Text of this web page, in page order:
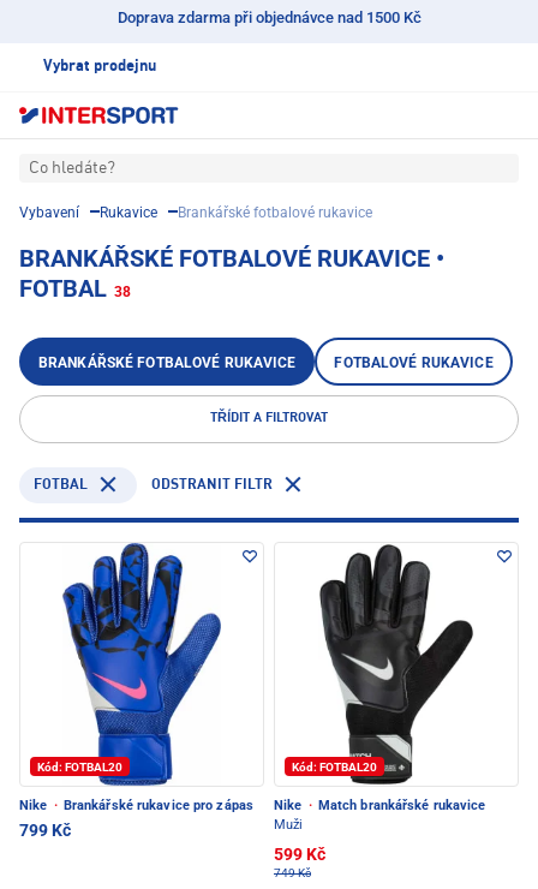
Doprava zdarma při objednávce nad 1500 Kč
Vybrat prodejnu
Co hledáte?
Vybavení Rukavice Brankářské fotbalové rukavice
BRANKÁŘSKÉ FOTBALOVÉ RUKAVICE •
FOTBAL 38
BRANKÁŘSKÉ FOTBALOVÉ RUKAVICE FOTBALOVÉ RUKAVICE
TŘÍDIT A FILTROVAT
FOTBAL ODSTRANIT FILTR
Kód: FOTBAL20
Nike · Brankářské rukavice pro zápas
799 Kč
Kód: FOTBAL20
Nike · Match brankářské rukavice
Muži
599 Kč
749 Kč